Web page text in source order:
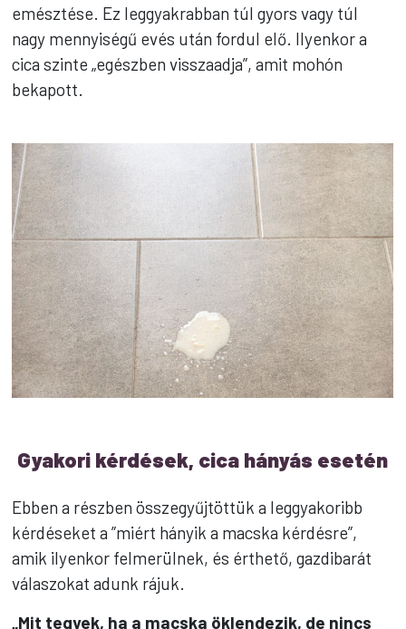
emésztése. Ez leggyakrabban túl gyors vagy túl
nagy mennyiségű evés után fordul elő. Ilyenkor a
cica szinte „egészben visszaadja”, amit mohón
bekapott.
Gyakori kérdések, cica hányás esetén
Ebben a részben összegyűjtöttük a leggyakoribb
kérdéseket a ”miért hányik a macska kérdésre”,
amik ilyenkor felmerülnek, és érthető, gazdibarát
válaszokat adunk rájuk.
„Mit tegyek, ha a macska öklendezik, de nincs